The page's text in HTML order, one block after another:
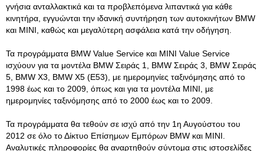
γνήσια ανταλλακτικά και τα προβλεπόμενα λιπαντικά για κάθε
κινητήρα, εγγυώνται την ιδανική συντήρηση των αυτοκινήτων BMW
και ΜΙΝΙ, καθώς και μεγαλύτερη ασφάλεια κατά την οδήγηση.
Τα προγράμματα BMW Value Service και ΜΙΝΙ Value Service
ισχύουν για τα μοντέλα BMW Σειράς 1, BMW Σειράς 3, BMW Σειράς
5, BMW X3, ΒMW X5 (Ε53), με ημερομηνίες ταξινόμησης από το
1998 έως και το 2009, όπως και για τα μοντέλα ΜΙΝΙ, με
ημερομηνίες ταξινόμησης από το 2000 έως και το 2009.
Τα προγράμματα θα τεθούν σε ισχύ από την 1η Αυγούστου του
2012 σε όλο το Δίκτυο Επίσημων Εμπόρων BMW και ΜΙΝΙ.
Αναλυτικές πληροφορίες θα αναρτηθούν σύντομα στις ιστοσελίδες